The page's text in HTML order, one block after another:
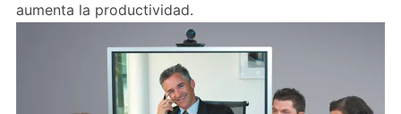
aumenta la productividad.